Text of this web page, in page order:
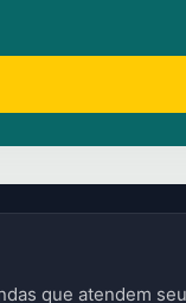
que atendem